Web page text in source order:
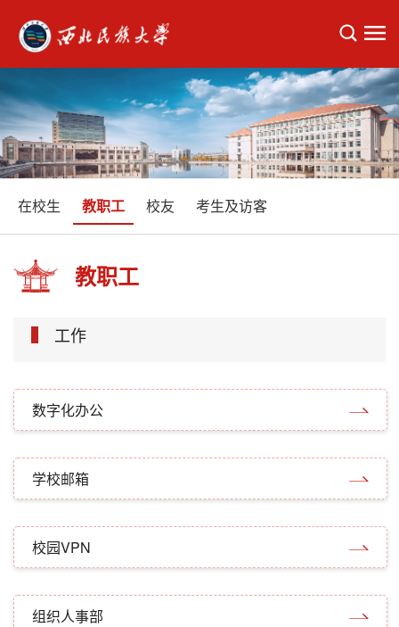
在校生 教职工 校友 考生及访客
教职工
工作
数字化办公
学校邮箱
校园VPN
组织人事部